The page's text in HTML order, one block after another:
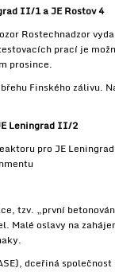
II/1 a JE Rostov 4
Rostechnadzor
prací je
prosince.
Finského
Leningrad II/2
pro JE
tzv. „první
Malé oslavy na
dceřiná